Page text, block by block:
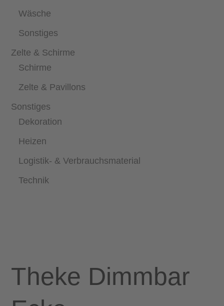
Wäsche
Sonstiges
Zelte & Schirme
Schirme
Zelte & Pavillons
Sonstiges
Dekoration
Heizen
Logistik- & Verbrauchsmaterial
Technik
Theke Dimmbar